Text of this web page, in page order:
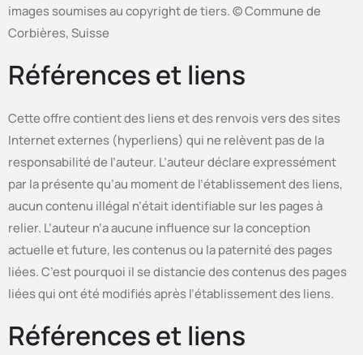
images soumises au copyright de tiers. © Commune de
Corbières, Suisse
Références et liens
Cette offre contient des liens et des renvois vers des sites
Internet externes (hyperliens) qui ne relèvent pas de la
responsabilité de l’auteur. L’auteur déclare expressément
par la présente qu’au moment de l’établissement des liens,
aucun contenu illégal n’était identifiable sur les pages à
relier. L’auteur n’a aucune influence sur la conception
actuelle et future, les contenus ou la paternité des pages
liées. C’est pourquoi il se distancie des contenus des pages
liées qui ont été modifiés après l’établissement des liens.
Références et liens